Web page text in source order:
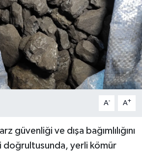
A- A+
güvenliği ve dışa bağımlılığını
doğrultusunda, yerli kömür